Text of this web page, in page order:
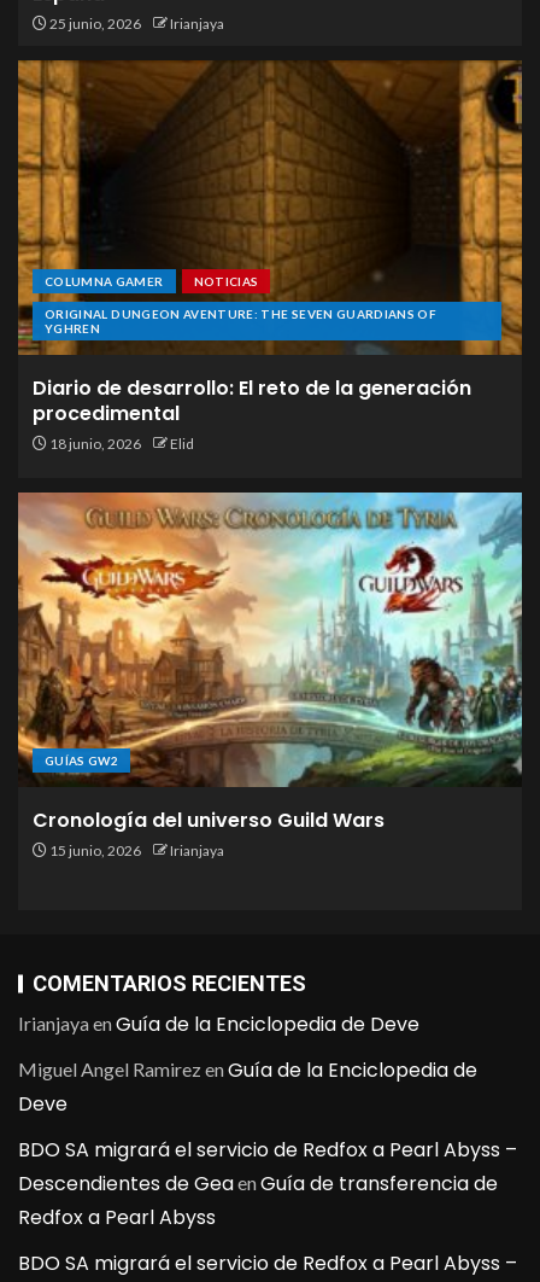
25 junio, 2026 Irianjaya
COLUMNA GAMER NOTICIAS
ORIGINAL DUNGEON AVENTURE: THE SEVEN GUARDIANS OF
YGHREN
Diario de desarrollo: El reto de la generación
procedimental
18 junio, 2026 Elid
GUÍAS GW2
Cronología del universo Guild Wars
15 junio, 2026 Irianjaya
COMENTARIOS RECIENTES
IrianjayaenGuía de la Enciclopedia de Deve
Miguel Angel RamirezenGuía de la Enciclopedia de
Deve
BDO SA migrará el servicio de Redfox a Pearl Abyss –
Descendientes de GeaenGuía de transferencia de
Redfox a Pearl Abyss
BDO SA migrará el servicio de Redfox a Pearl Abyss –